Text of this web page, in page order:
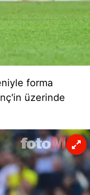
forma
üzerinde